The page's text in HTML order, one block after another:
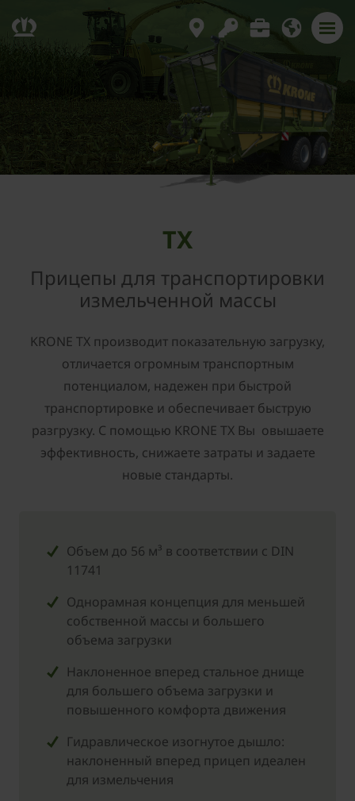
TX
Прицепы для транспортировки
измельченной массы
KRONE TX производит показательную загрузку,
отличается огромным транспортным
потенциалом, надежен при быстрой
транспортировке и обеспечивает быструю
разгрузку. С помощью KRONE TX Вы овышаете
эффективность, снижаете затраты и задаете
новые стандарты.
Объем до 56 м³ в соответствии с DIN
11741
Однорамная концепция для меньшей
собственной массы и большего
объема загрузки
Наклоненное вперед стальное днище
для большего объема загрузки и
повышенного комфорта движения
Гидравлическое изогнутое дышло:
наклоненный вперед прицеп идеален
для измельчения